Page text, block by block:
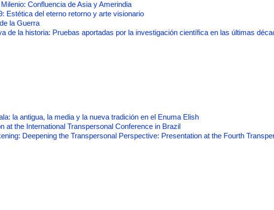
Confluencia de Asia y Amerindia
Estética del eterno retorno y arte visionario
la Guerra
de la historia: Pruebas aportadas por la investigación científica en las últimas
la antigua, la media y la nueva tradición en el Enuma Elish
at the International Transpersonal Conference in Brazil
Deepening the Transpersonal Perspective: Presentation at the Fourth